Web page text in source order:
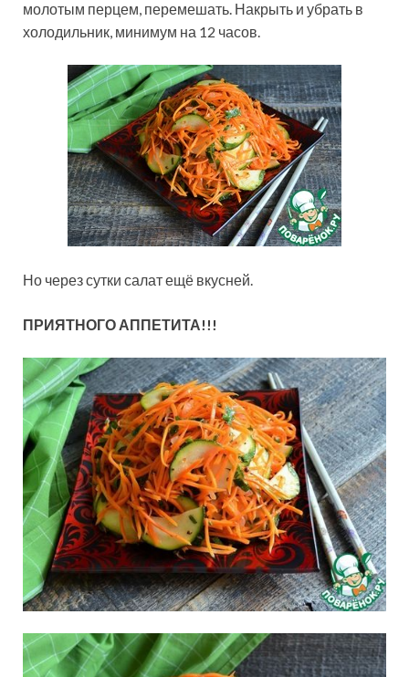
молотым перцем, перемешать. Накрыть и убрать в
холодильник, минимум на 12 часов.
Но через сутки салат ещё вкусней.
ПРИЯТНОГО АППЕТИТА!!!